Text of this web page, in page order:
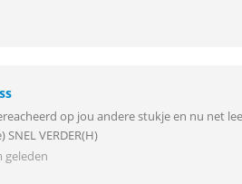
op jou andere stukje en nu net
SNEL VERDER(H)
geleden